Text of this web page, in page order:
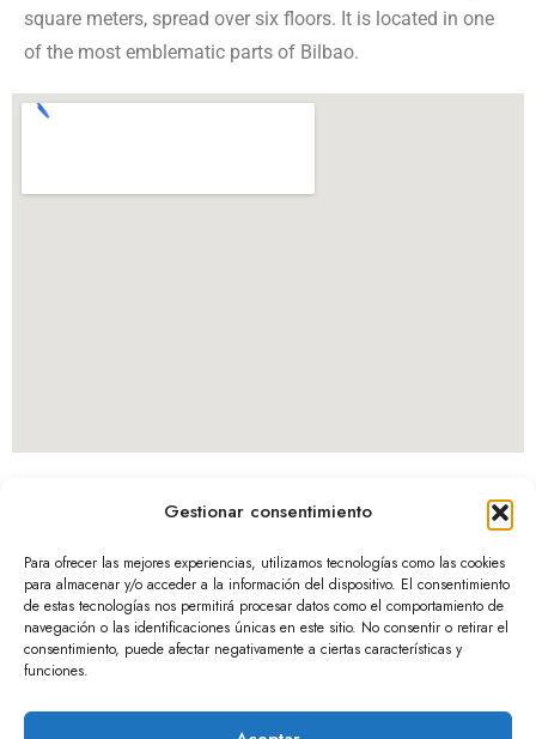
Gestionar consentimiento
Para ofrecer las mejores experiencias, utilizamos tecnologías como las cookies
para almacenar y/o acceder a la información del dispositivo. El consentimiento
de estas tecnologías nos permitirá procesar datos como el comportamiento de
navegación o las identificaciones únicas en este sitio. No consentir o retirar el
consentimiento, puede afectar negativamente a ciertas características y
funciones.
square meters, spread over six floors. It is located in one
of the most emblematic parts of Bilbao.
please contact the
Technical Secretariat.
Alameda
San Mamés
37-3º, 48010
Bilbao